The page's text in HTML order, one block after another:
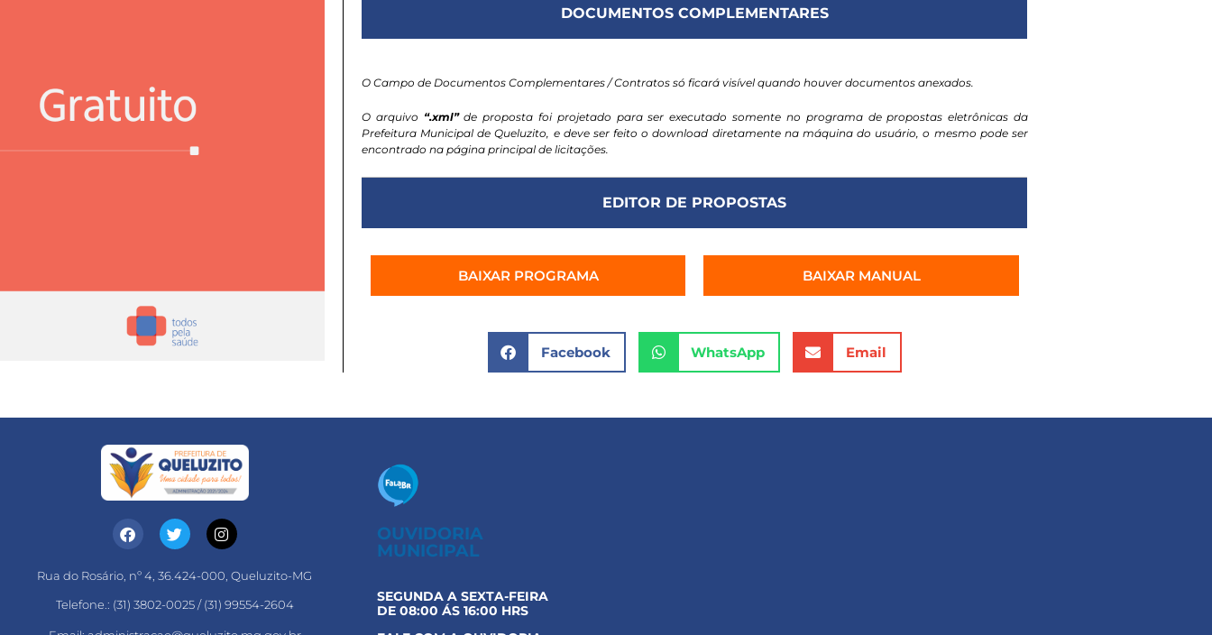
DOCUMENTOS COMPLEMENTARES
O Campo de Documentos Complementares / Contratos só ficará visível quando houver documentos anexados.
O arquivo “.xml”de proposta foi projetado para ser executado somente no programa de propostas eletrônicas da
Prefeitura Municipal de Queluzito, e deve ser feito o download diretamente na máquina do usuário, o mesmo pode ser
encontrado na página principal de licitações.
EDITOR DE PROPOSTAS
BAIXAR PROGRAMA BAIXAR MANUAL
Facebook WhatsApp Email
Rua do Rosário, nº 4, 36.424-000, Queluzito-MG
Telefone.: (31) 3802-0025 / (31) 99554-2604
OUVIDORIA
MUNICIPAL
SEGUNDA A SEXTA-FEIRA
DE 08:00 ÁS 16:00 HRS